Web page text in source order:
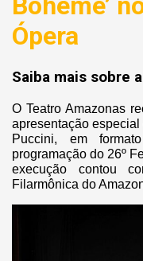
Ópera
Saiba mais sobre
O Teatro Amazonas
apresentação especial
Puccini, em
programação do 26º
execução contou
Filarmônica do